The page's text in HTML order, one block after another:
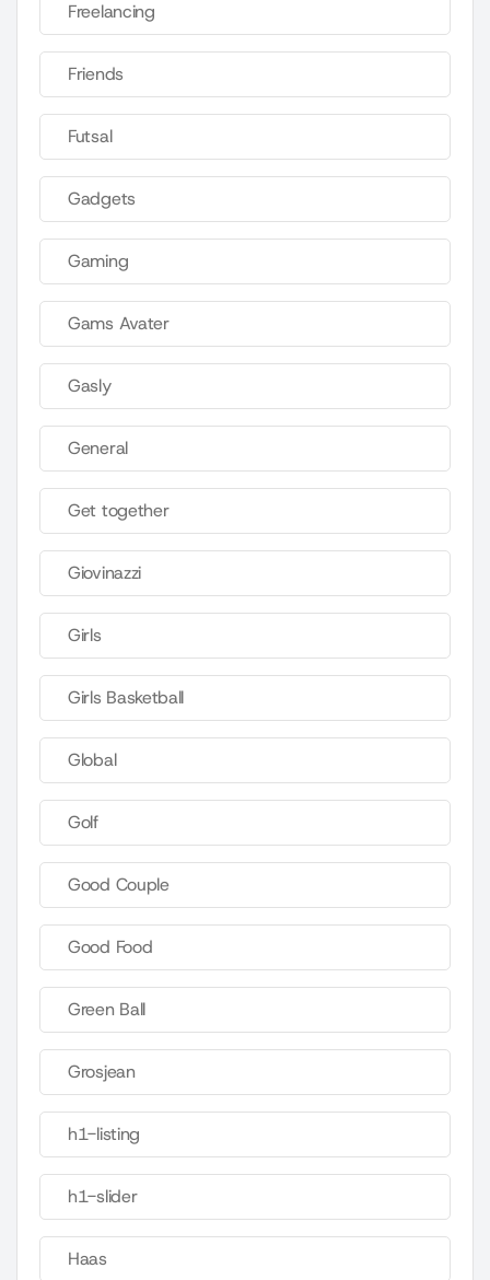
Freelancing
Friends
Futsal
Gadgets
Gaming
Gams Avater
Gasly
General
Get together
Giovinazzi
Girls
Girls Basketball
Global
Golf
Good Couple
Good Food
Green Ball
Grosjean
h1-listing
h1-slider
Haas